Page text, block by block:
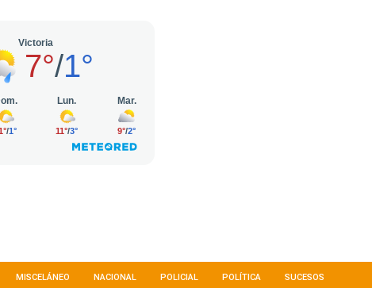
MISCELÁNEO NACIONAL POLICIAL POLÍTICA SUCESOS